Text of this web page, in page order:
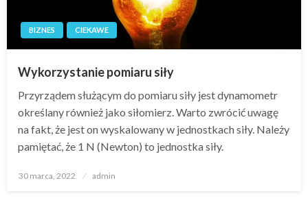
BIZNES CIEKAWE
Wykorzystanie pomiaru siły
Przyrządem służącym do pomiaru siły jest dynamometr
określany również jako siłomierz. Warto zwrócić uwagę
na fakt, że jest on wyskalowany w jednostkach siły. Należy
pamiętać, że 1 N (Newton) to jednostka siły.
Opublikowane
30 marca, 2022 admin